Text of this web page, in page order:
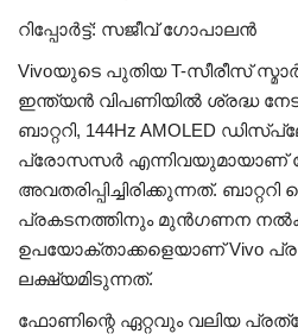
റിപ്പോർട്ട്: സജീവ് ഗോപാലൻ
Vivoയുടെ പുതിയ T-സീരീസ്
ഇന്ത്യൻ വിപണിയിൽ ശ്രദ്ധ
ബാറ്ററി, 144Hz AMOLED
പ്രോസസർ
അവതരിപ്പിച്ചിരിക്കുന്നത്.
പ്രകടനത്തിനും മുൻഗണന
ഉപയോക്താക്കളെയാണ് Vivo
ലക്ഷ്യമിടുന്നത്.
ഫോണിന്റെ ഏറ്റവും വലിയ